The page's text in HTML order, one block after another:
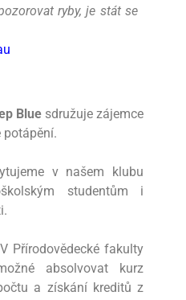
ryby, je stát se
Blue sdružuje zájemce
potápění.
v našem klubu
studentům i
Přírodovědecké fakulty
absolvovat kurz
a získání kreditů z